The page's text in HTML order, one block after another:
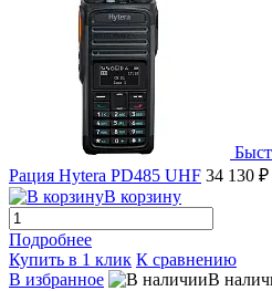
Рация Hytera PD485 UHF 34 130 ₽
В корзину
Подробнее
Купить в 1 клик К сравнению
В избранное
В